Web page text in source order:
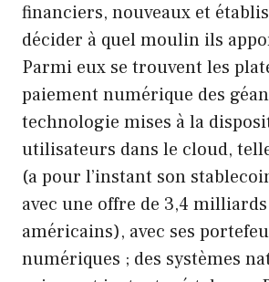
financiers, nouveaux et
décider à quel moulin ils
Parmi eux se trouvent les
paiement numérique des
technologie mises à la
utilisateurs dans le cloud,
(a pour l’instant son
avec une offre de 3,4
américains), avec ses
numériques ; des systèmes